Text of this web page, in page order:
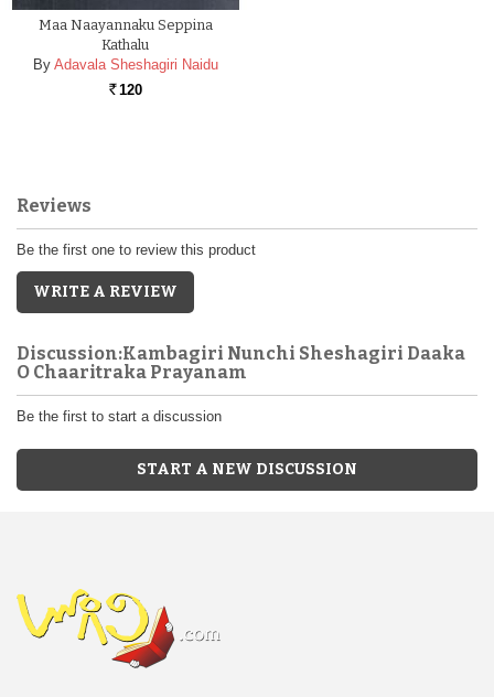
Maa Naayannaku Seppina
Kathalu
By Adavala Sheshagiri Naidu
Rs. 120
Reviews
Be the first one to review this product
WRITE A REVIEW
Discussion:Kambagiri Nunchi Sheshagiri Daaka
O Chaaritraka Prayanam
Be the first to start a discussion
START A NEW DISCUSSION